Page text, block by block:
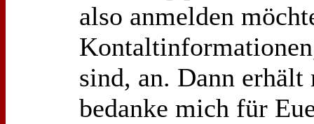
also anmelden
sind, an. Dann
bedanke mich für